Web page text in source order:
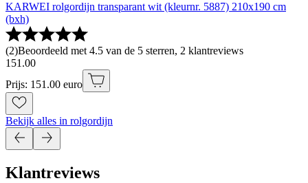
KARWEI rolgordijn transparant wit (kleurnr. 5887) 210x190 cm
(bxh)
(2)Beoordeeld met 4.5 van de 5 sterren, 2 klantreviews
151.00
Prijs: 151.00 euro
Bekijk alles in rolgordijn
Klantreviews